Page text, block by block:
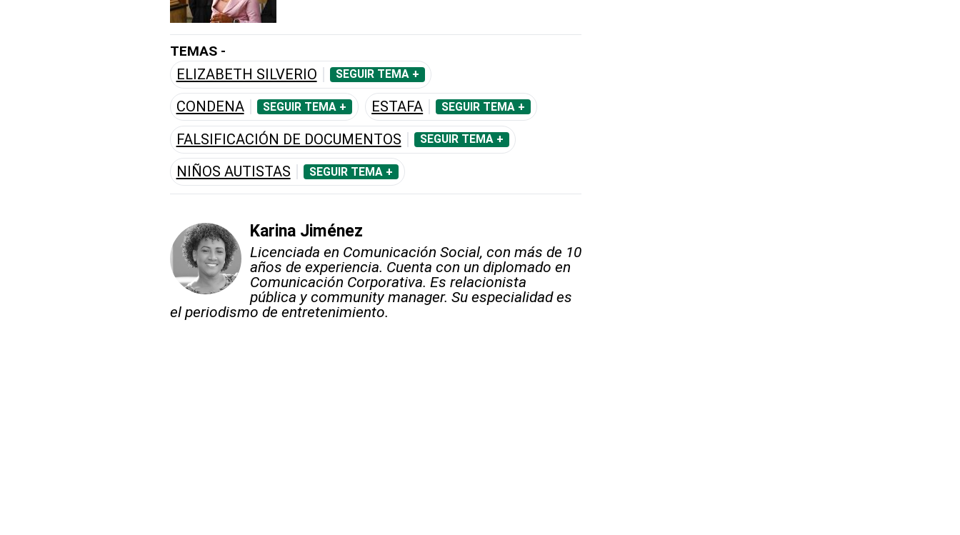
TEMAS -
ELIZABETH SILVERIO SEGUIR TEMA +
CONDENA SEGUIR TEMA + ESTAFA SEGUIR TEMA +
FALSIFICACIÓN DE DOCUMENTOS SEGUIR TEMA +
NIÑOS AUTISTAS SEGUIR TEMA +
Karina Jiménez
Licenciada en Comunicación Social, con más de 10
años de experiencia. Cuenta con un diplomado en
Comunicación Corporativa. Es relacionista
pública y community manager. Su especialidad es
el periodismo de entretenimiento.